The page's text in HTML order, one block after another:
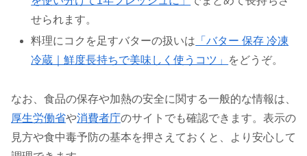
せられます。
料理にコクを足すバターの扱いは 「バター 保存 冷凍
冷蔵｜鮮度長持ちで美味しく使うコツ」
をどうぞ。
なお、食品の保存や加熱の安全に関する一般的な情報は、
厚生労働省や消費者庁のサイトでも確認できます。表示の
見方や食中毒予防の基本を押さえておくと、より安心して